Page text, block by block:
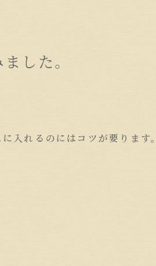
した。
入れるのにはコツが要ります。